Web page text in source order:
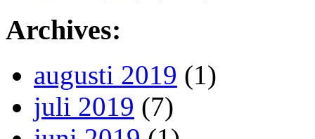
Archives:
augusti 2019 (1)
juli 2019 (7)